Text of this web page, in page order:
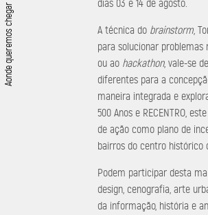
Aonde queremos chegar
dias 03 e 14 de agosto.
A técnica do brainstorm,
para solucionar
ou ao hackathon, vale-se
diferentes para a
maneira integrada e
500 Anos e RECENTRO,
de ação como plano de
bairros do centro histórico
Podem participar desta
design, cenografia, arte
da informação, história e